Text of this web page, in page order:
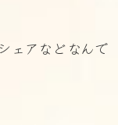
ェアなどなんで